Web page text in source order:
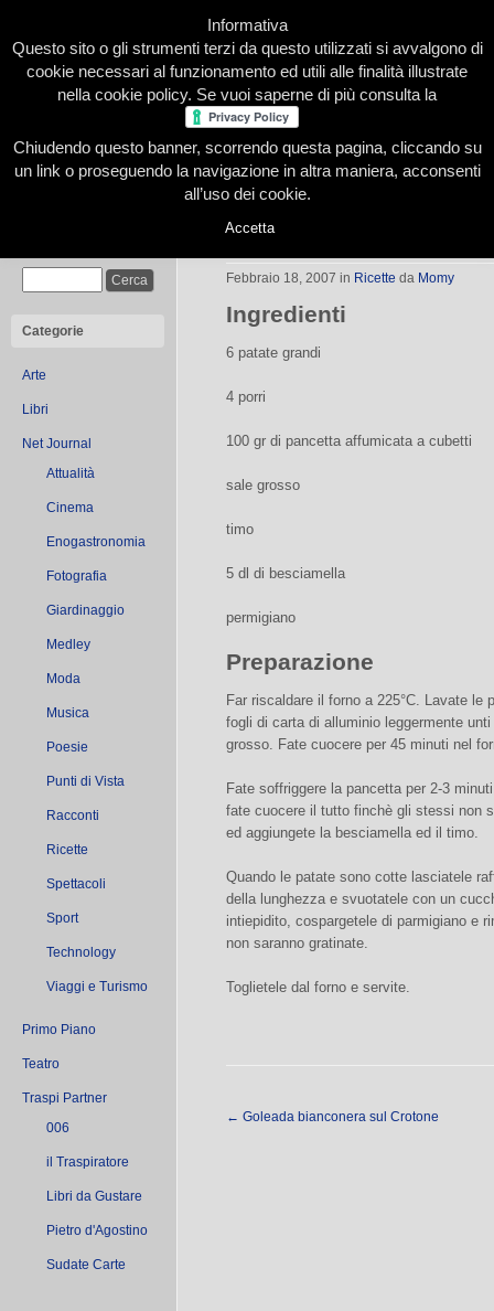
Home Presentazione Redazione Le nostre firme
Categorie
Arte
Libri
Net Journal
Attualità
Cinema
Enogastronomia
Fotografia
Giardinaggio
Medley
Moda
Musica
Poesie
Punti di Vista
Racconti
Ricette
Spettacoli
Sport
Technology
Viaggi e Turismo
Primo Piano
Teatro
Traspi Partner
006
il Traspiratore
Libri da Gustare
Pietro d'Agostino
Sudate Carte
Patate farcite al profumo di timo
Febbraio 18, 2007 in Ricette da Momy
Ingredienti
6 patate grandi
4 porri
100 gr di pancetta affumicata a cubetti
sale grosso
timo
5 dl di besciamella
permigiano
Preparazione
Far riscaldare il forno a 225°C. Lavate le
fogli di carta di alluminio leggermente
grosso. Fate cuocere per 45 minuti nel
Fate soffriggere la pancetta per 2-3
fate cuocere il tutto finchè gli stessi non
ed aggiungete la besciamella ed il timo.
Quando le patate sono cotte lasciatele
della lunghezza e svuotatele con un
intiepidito, cospargetele di parmigiano e
non saranno gratinate.
Toglietele dal forno e servite.
← Goleada bianconera sul Crotone
Informativa
Questo sito o gli strumenti terzi da questo utilizzati si avvalgono di
cookie necessari al funzionamento ed utili alle finalità illustrate
nella cookie policy. Se vuoi saperne di più consulta la
Chiudendo questo banner, scorrendo questa pagina, cliccando su
un link o proseguendo la navigazione in altra maniera, acconsenti
all’uso dei cookie.
Accetta